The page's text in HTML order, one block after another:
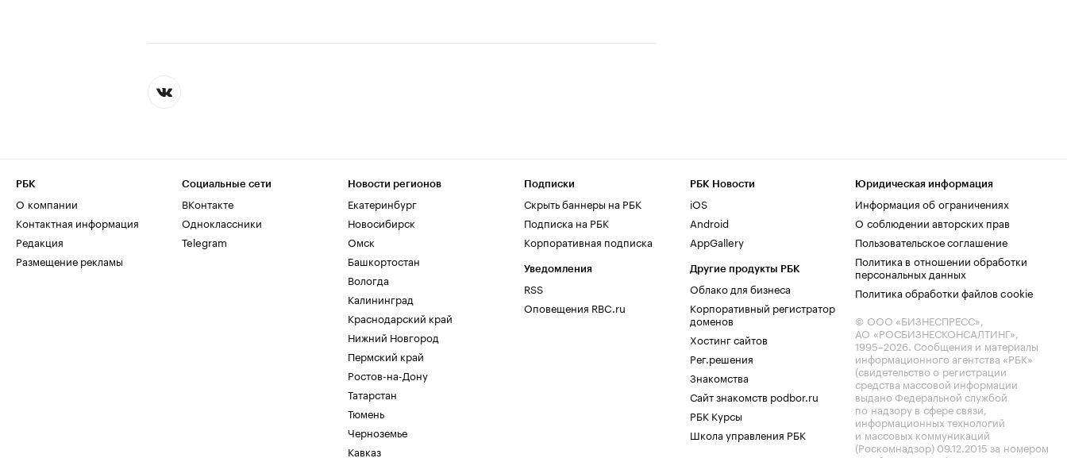
РБК
О компании
Контактная информация
Редакция
Размещение рекламы
Социальные сети
ВКонтакте
Одноклассники
Telegram
Новости регионов
Екатеринбург
Новосибирск
Омск
Башкортостан
Вологда
Калининград
Краснодарский край
Нижний Новгород
Пермский край
Ростов-на-Дону
Татарстан
Тюмень
Черноземье
Кавказ
Подписки
Скрыть баннеры на РБК
Подписка на РБК
Корпоративная подписка
Уведомления
RSS
Оповещения RBC.ru
РБК Новости
iOS
Android
AppGallery
Другие продукты РБК
Облако для бизнеса
Корпоративный регистратор
доменов
Хостинг сайтов
Рег.решения
Знакомства
Сайт знакомств podbor.ru
РБК Курсы
Школа управления РБК
Юридическая информация
Информация об ограничениях
О соблюдении авторских прав
Пользовательское соглашение
Политика в отношении обработки
персональных данных
Политика обработки файлов cookie
© ООО «БИЗНЕСПРЕСС»,
АО «РОСБИЗНЕСКОНСАЛТИНГ»,
1995–2026. Сообщения и материалы
информационного агентства «РБК»
(свидетельство о регистрации
средства массовой информации
выдано Федеральной службой
по надзору в сфере связи,
информационных технологий
и массовых коммуникаций
(Роскомнадзор) 09.12.2015 за номером